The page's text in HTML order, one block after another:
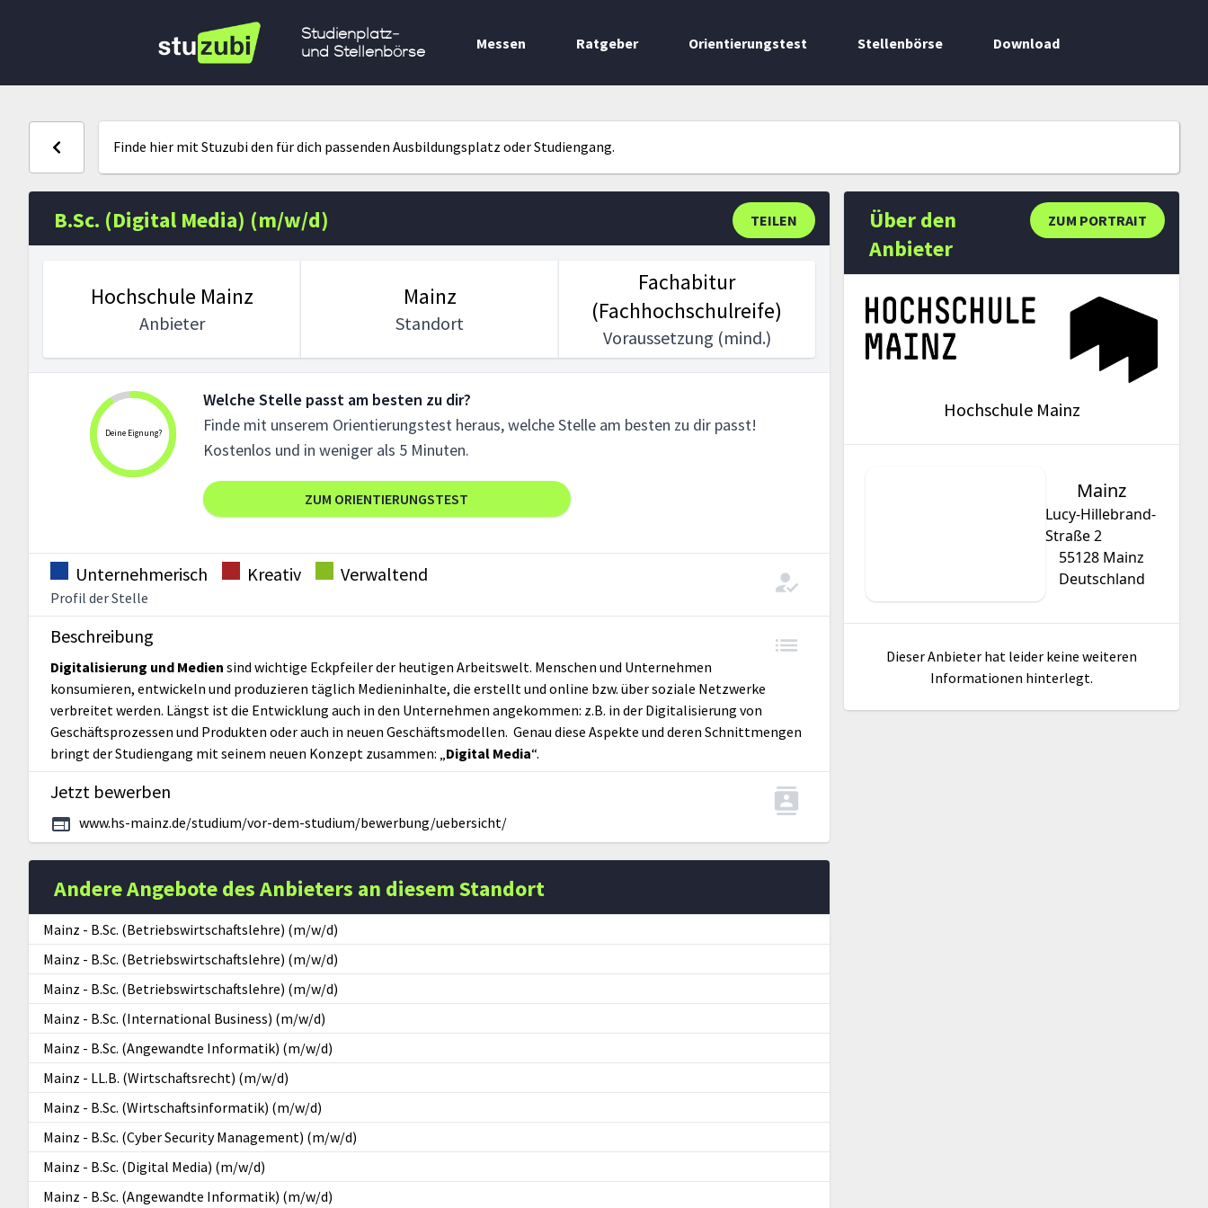
Studienplatz-
und Stellenbörse
Messen Ratgeber Orientierungstest Stellenbörse Download
Finde hier mit Stuzubi den für dich passenden Ausbildungsplatz oder Studiengang.
TEILEN
B.Sc. (Digital Media) (m/w/d)
Hochschule Mainz
Anbieter
Mainz
Standort
Fachabitur
(Fachhochschulreife)
Voraussetzung (mind.)
Deine Eignung?
Welche Stelle passt am besten zu dir?
Finde mit unserem Orientierungstest heraus, welche Stelle am besten zu dir passt!
Kostenlos und in weniger als 5 Minuten.
ZUM ORIENTIERUNGSTEST
Unternehmerisch Kreativ Verwaltend
Profil der Stelle
Beschreibung
Digitalisierung und Medien sind wichtige Eckpfeiler der heutigen Arbeitswelt. Menschen und Unternehmen
konsumieren, entwickeln und produzieren täglich Medieninhalte, die erstellt und online bzw. über soziale Netzwerke
verbreitet werden. Längst ist die Entwicklung auch in den Unternehmen angekommen: z.B. in der Digitalisierung von
Geschäftsprozessen und Produkten oder auch in neuen Geschäftsmodellen. Genau diese Aspekte und deren Schnittmengen
bringt der Studiengang mit seinem neuen Konzept zusammen: „Digital Media“.
Jetzt bewerben
www.hs-mainz.de/studium/vor-dem-studium/bewerbung/uebersicht/
Andere Angebote des Anbieters an diesem Standort
Mainz - B.Sc. (Betriebswirtschaftslehre) (m/w/d)
Mainz - B.Sc. (Betriebswirtschaftslehre) (m/w/d)
Mainz - B.Sc. (Betriebswirtschaftslehre) (m/w/d)
Mainz - B.Sc. (International Business) (m/w/d)
Mainz - B.Sc. (Angewandte Informatik) (m/w/d)
Mainz - LL.B. (Wirtschaftsrecht) (m/w/d)
Mainz - B.Sc. (Wirtschaftsinformatik) (m/w/d)
Mainz - B.Sc. (Cyber Security Management) (m/w/d)
Mainz - B.Sc. (Digital Media) (m/w/d)
Mainz - B.Sc. (Angewandte Informatik) (m/w/d)
ZUM PORTRAIT
Über den
Anbieter
Hochschule Mainz
Mainz
Lucy-Hillebrand-
Straße 2
55128 Mainz
Deutschland
Dieser Anbieter hat leider keine weiteren
Informationen hinterlegt.